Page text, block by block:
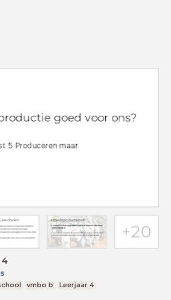
4
vmbo b Leerjaar 4